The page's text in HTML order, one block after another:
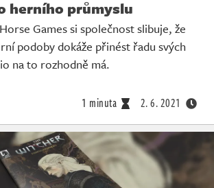
herního průmyslu
Games si společnost slibuje, že
podoby dokáže přinést řadu svých
na to rozhodně má.
1 minuta 2. 6. 2021